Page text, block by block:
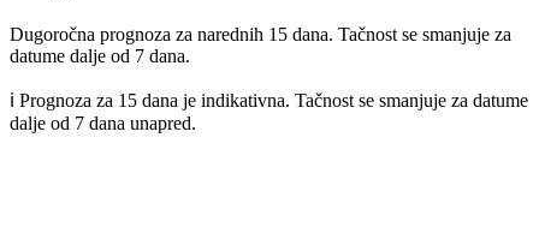
Dugoročna prognoza za narednih 15 dana. Tačnost se smanjuje za
datume dalje od 7 dana.
ℹ️ Prognoza za 15 dana je indikativna. Tačnost se smanjuje za datume
dalje od 7 dana unapred.